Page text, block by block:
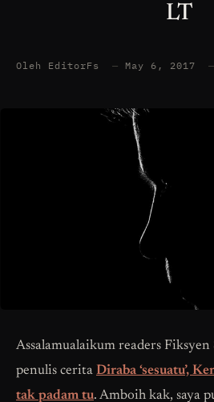
LT
Oleh EditorFs — May 6, 2017 —
Assalamualaikum readers Fiksyen
penulis cerita Diraba ‘sesuatu’,
tak padam tu. Amboih kak, saya